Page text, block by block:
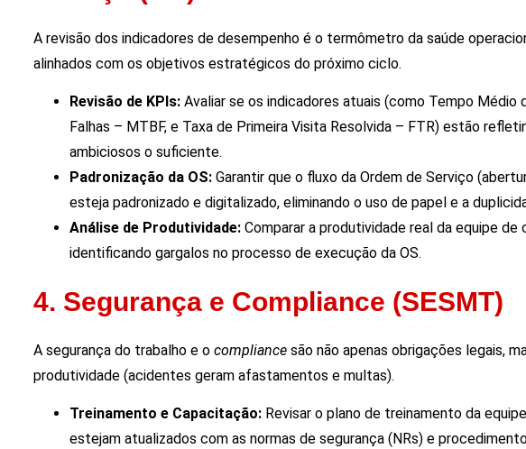
A revisão dos indicadores de desempenho é o termômetro da saúde
alinhados com os objetivos estratégicos do próximo ciclo.
Revisão de KPIs: Avaliar se os indicadores atuais (como Tempo
Falhas – MTBF, e Taxa de Primeira Visita Resolvida – FTR) estão
ambiciosos o suficiente.
Padronização da OS: Garantir que o fluxo da Ordem de Serviço
esteja padronizado e digitalizado, eliminando o uso de papel e a
Análise de Produtividade: Comparar a produtividade real da equipe
identificando gargalos no processo de execução da OS.
4. Segurança e Compliance (SESMT)
A segurança do trabalho e o compliance são não apenas obrigações legais,
produtividade (acidentes geram afastamentos e multas).
Treinamento e Capacitação: Revisar o plano de treinamento da
estejam atualizados com as normas de segurança (NRs) e